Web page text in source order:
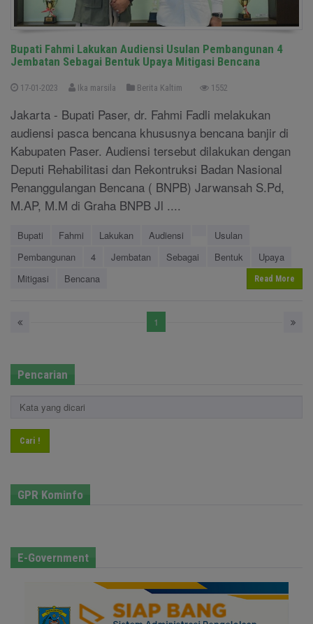
Bupati Fahmi Lakukan Audiensi Usulan Pembangunan 4
Jembatan Sebagai Bentuk Upaya Mitigasi Bencana
17-01-2023 Ika marsila Berita Kaltim 1552
Jakarta - Bupati Paser, dr. Fahmi Fadli melakukan
audiensi pasca bencana khususnya bencana banjir di
Kabupaten Paser. Audiensi tersebut dilakukan dengan
Deputi Rehabilitasi dan Rekontruksi Badan Nasional
Penanggulangan Bencana ( BNPB) Jarwansah S.Pd,
M.AP, M.M di Graha BNPB Jl ....
Bupati Fahmi Lakukan Audiensi
Usulan
Pembangunan
4 Jembatan Sebagai Bentuk
Upaya
Mitigasi
Bencana Read More
1
Pencarian
Cari !
GPR Kominfo
E-Government